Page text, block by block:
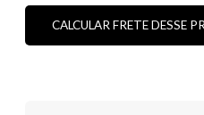
(VEJA
AS
CORES)
CALCULAR FRETE DESSE